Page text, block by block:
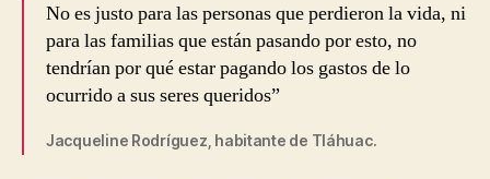
No es justo para las personas que perdieron la vida, ni
para las familias que están pasando por esto, no
tendrían por qué estar pagando los gastos de lo
ocurrido a sus seres queridos”
Jacqueline Rodríguez, habitante de Tláhuac.